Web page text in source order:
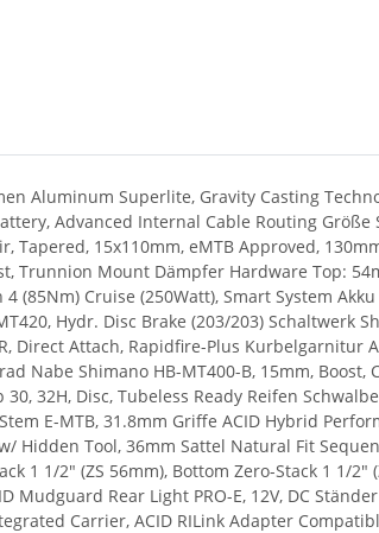
Aluminum Superlite, Gravity Casting
Advanced Internal Cable Routing Größe
Tapered, 15x110mm, eMTB Approved,
Trunnion Mount Dämpfer Hardware Top:
(85Nm) Cruise (250Watt), Smart System
Hydr. Disc Brake (203/203) Schaltwerk
Direct Attach, Rapidfire-Plus Kurbelgarnitur
Nabe Shimano HB-MT400-B, 15mm,
32H, Disc, Tubeless Ready Reifen
E-MTB, 31.8mm Griffe ACID Hybrid
Hidden Tool, 36mm Sattel Natural Fit
1 1/2" (ZS 56mm), Bottom Zero-Stack 1 1/
Mudguard Rear Light PRO-E, 12V, DC
Carrier, ACID RILink Adapter